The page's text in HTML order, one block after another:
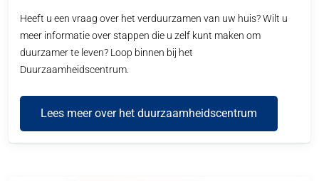
Heeft u een vraag over het verduurzamen van uw huis? Wilt u
meer informatie over stappen die u zelf kunt maken om
duurzamer te leven? Loop binnen bij het
Duurzaamheidscentrum.
Lees meer over het duurzaamheidscentrum